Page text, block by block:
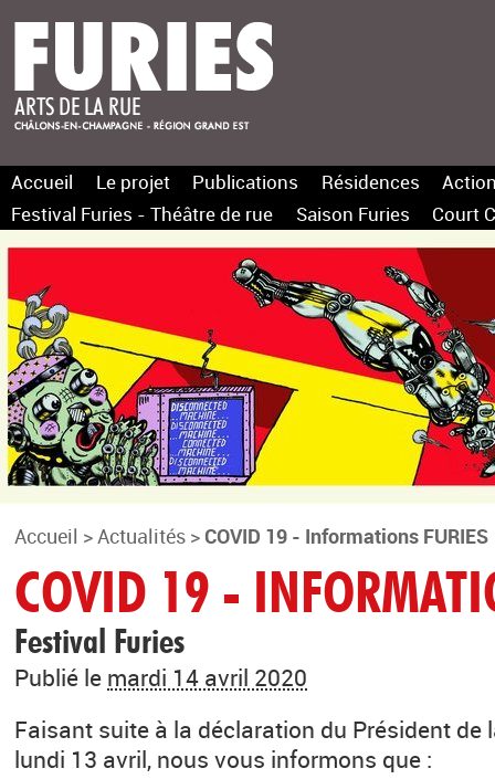
Accueil Le projet Publications Résidences
Festival Furies - Théâtre de rue
Saison Furies Court
Accueil > Actualités > COVID 19 - Informations FURIES
COVID 19 -
Festival Furies
Publié le mardi 14 avril 2020
Faisant suite à la déclaration du Président de
lundi 13 avril, nous vous informons que :